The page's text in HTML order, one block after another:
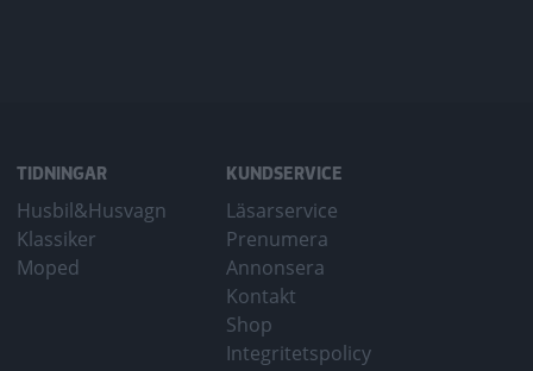
TIDNINGAR
Husbil&Husvagn
Klassiker
Moped
KUNDSERVICE
Läsarservice
Prenumera
Annonsera
Kontakt
Shop
Integritetspolicy